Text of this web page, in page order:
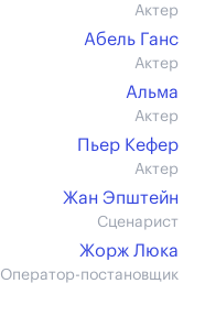
Актер
Абель Ганс
Актер
Альма
Актер
Пьер Кефер
Актер
Жан Эпштейн
Сценарист
Жорж Люка
Оператор-постановщик